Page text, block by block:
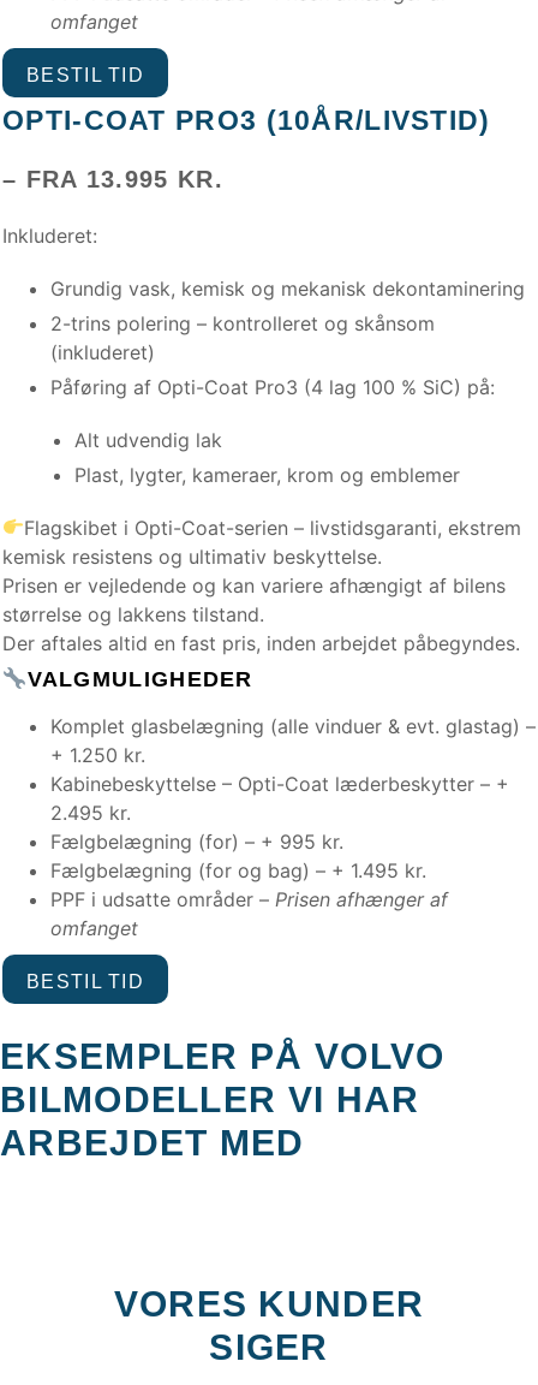
omfanget
BESTIL TID
OPTI-COAT PRO3 (10ÅR/LIVSTID)
– FRA 13.995 KR.
Inkluderet:
Grundig vask, kemisk og mekanisk dekontaminering
2-trins polering – kontrolleret og skånsom
(inkluderet)
Påføring af Opti-Coat Pro3 (4 lag 100 % SiC) på:
Alt udvendig lak
Plast, lygter, kameraer, krom og emblemer
Flagskibet i Opti-Coat-serien – livstidsgaranti, ekstrem
kemisk resistens og ultimativ beskyttelse.
Prisen er vejledende og kan variere afhængigt af bilens
størrelse og lakkens tilstand.
Der aftales altid en fast pris, inden arbejdet påbegyndes.
VALGMULIGHEDER
Komplet glasbelægning (alle vinduer & evt. glastag) –
+ 1.250 kr.
Kabinebeskyttelse – Opti-Coat læderbeskytter – +
2.495 kr.
Fælgbelægning (for) – + 995 kr.
Fælgbelægning (for og bag) – + 1.495 kr.
PPF i udsatte områder – Prisen afhænger af
omfanget
BESTIL TID
EKSEMPLER PÅ VOLVO
BILMODELLER VI HAR
ARBEJDET MED
VORES KUNDER
SIGER